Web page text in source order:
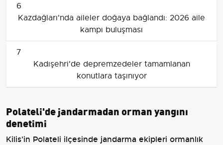
6
Kazdağları'nda aileler doğaya bağlandı: 2026 aile
kampı buluşması
7
Kadışehri'de depremzedeler tamamlanan
konutlara taşınıyor
Polateli'de jandarmadan orman yangını
denetimi
Kilis'in Polateli ilçesinde jandarma ekipleri ormanlık